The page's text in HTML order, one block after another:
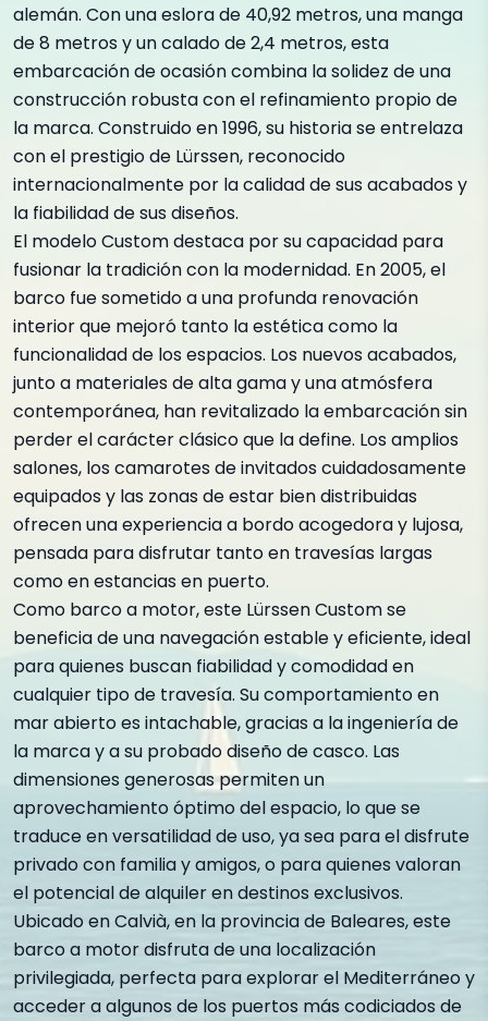
alemán. Con una eslora de 40,92 metros, una manga
de 8 metros y un calado de 2,4 metros, esta
embarcación de ocasión combina la solidez de una
construcción robusta con el refinamiento propio de
la marca. Construido en 1996, su historia se entrelaza
con el prestigio de Lürssen, reconocido
internacionalmente por la calidad de sus acabados y
la fiabilidad de sus diseños.
El modelo Custom destaca por su capacidad para
fusionar la tradición con la modernidad. En 2005, el
barco fue sometido a una profunda renovación
interior que mejoró tanto la estética como la
funcionalidad de los espacios. Los nuevos acabados,
junto a materiales de alta gama y una atmósfera
contemporánea, han revitalizado la embarcación sin
perder el carácter clásico que la define. Los amplios
salones, los camarotes de invitados cuidadosamente
equipados y las zonas de estar bien distribuidas
ofrecen una experiencia a bordo acogedora y lujosa,
pensada para disfrutar tanto en travesías largas
como en estancias en puerto.
Como barco a motor, este Lürssen Custom se
beneficia de una navegación estable y eficiente, ideal
para quienes buscan fiabilidad y comodidad en
cualquier tipo de travesía. Su comportamiento en
mar abierto es intachable, gracias a la ingeniería de
la marca y a su probado diseño de casco. Las
dimensiones generosas permiten un
aprovechamiento óptimo del espacio, lo que se
traduce en versatilidad de uso, ya sea para el disfrute
privado con familia y amigos, o para quienes valoran
el potencial de alquiler en destinos exclusivos.
Ubicado en Calvià, en la provincia de Baleares, este
barco a motor disfruta de una localización
privilegiada, perfecta para explorar el Mediterráneo y
acceder a algunos de los puertos más codiciados de